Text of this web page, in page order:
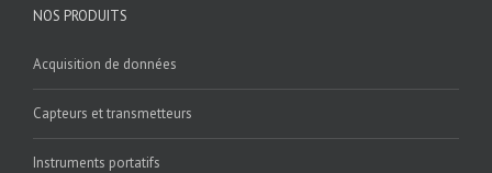
NOS PRODUITS
Acquisition de données
Capteurs et transmetteurs
Instruments portatifs